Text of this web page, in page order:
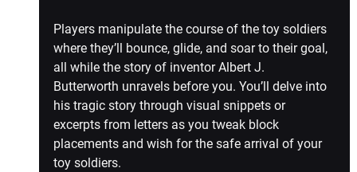
Players manipulate the course of the toy soldiers
where they’ll bounce, glide, and soar to their goal,
all while the story of inventor Albert J.
Butterworth unravels before you. You’ll delve into
his tragic story through visual snippets or
excerpts from letters as you tweak block
placements and wish for the safe arrival of your
toy soldiers.